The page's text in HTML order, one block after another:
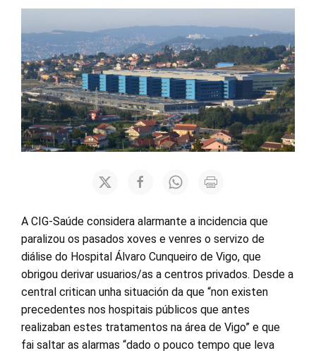
A CIG-Saúde considera alarmante a incidencia que
paralizou os pasados xoves e venres o servizo de
diálise do Hospital Álvaro Cunqueiro de Vigo, que
obrigou derivar usuarios/as a centros privados. Desde a
central critican unha situación da que “non existen
precedentes nos hospitais públicos que antes
realizaban estes tratamentos na área de Vigo” e que
fai saltar as alarmas “dado o pouco tempo que leva